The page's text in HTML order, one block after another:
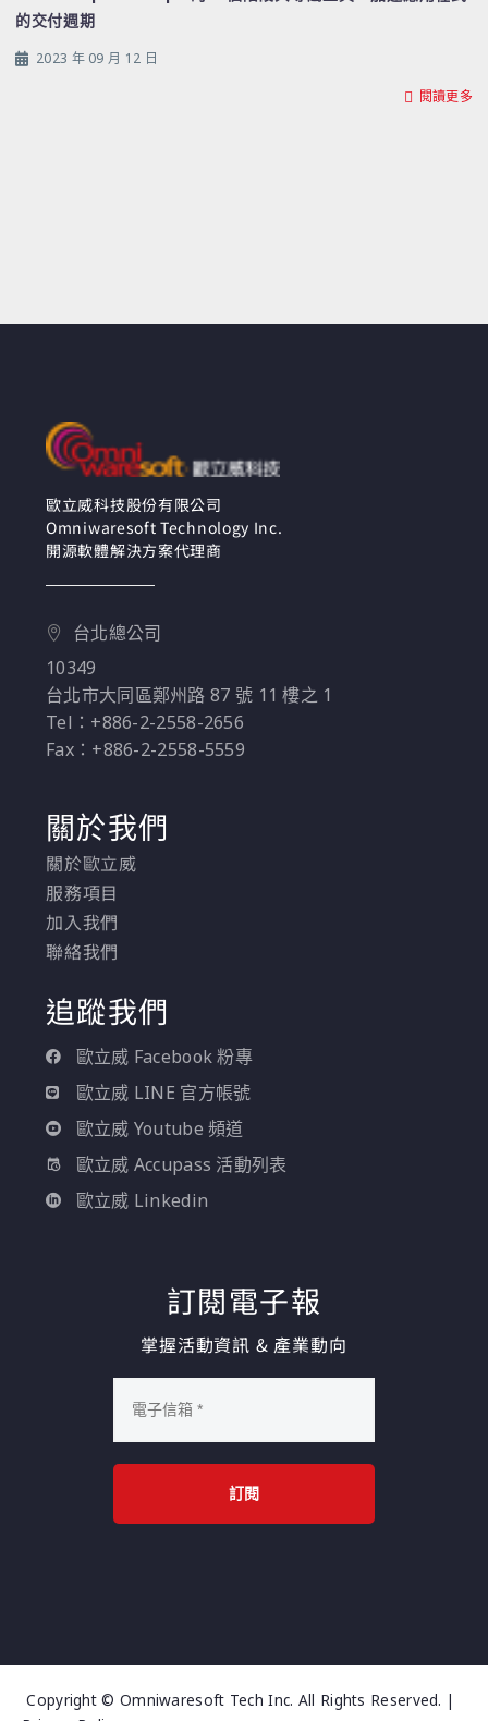
的交付週期
2023 年 09 月 12 日
閱讀更多
歐立威科技股份有限公司
Omniwaresoft Technology Inc.
開源軟體解決方案代理商
台北總公司
10349
台北市大同區鄭州路 87 號 11 樓之 1
Tel：+886-2-2558-2656
Fax：+886-2-2558-5559
關於我們
關於歐立威
服務項目
加入我們
聯絡我們
追蹤我們
歐立威 Facebook 粉專
歐立威 LINE 官方帳號
歐立威 Youtube 頻道
歐立威 Accupass 活動列表
歐立威 Linkedin
訂閱電子報
掌握活動資訊 & 產業動向
訂閱
Copyright © Omniwaresoft Tech Inc. All Rights Reserved. |